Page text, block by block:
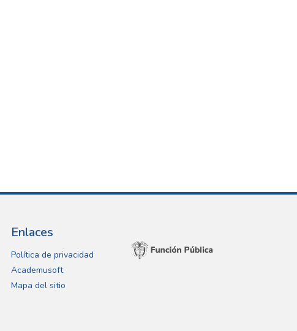
Enlaces
Política de privacidad
Academusoft
Mapa del sitio